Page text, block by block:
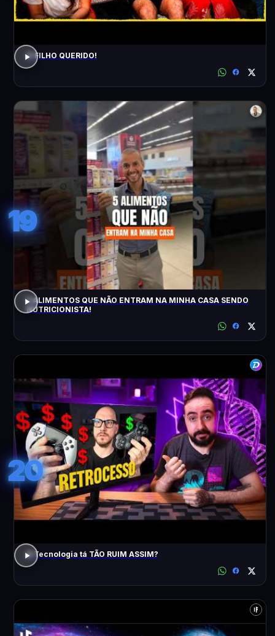
O FILHO QUERIDO!
19
5 ALIMENTOS QUE NÃO ENTRAM NA MINHA CASA SENDO
NUTRICIONISTA!
20
A Tecnologia tá TÃO RUIM ASSIM?